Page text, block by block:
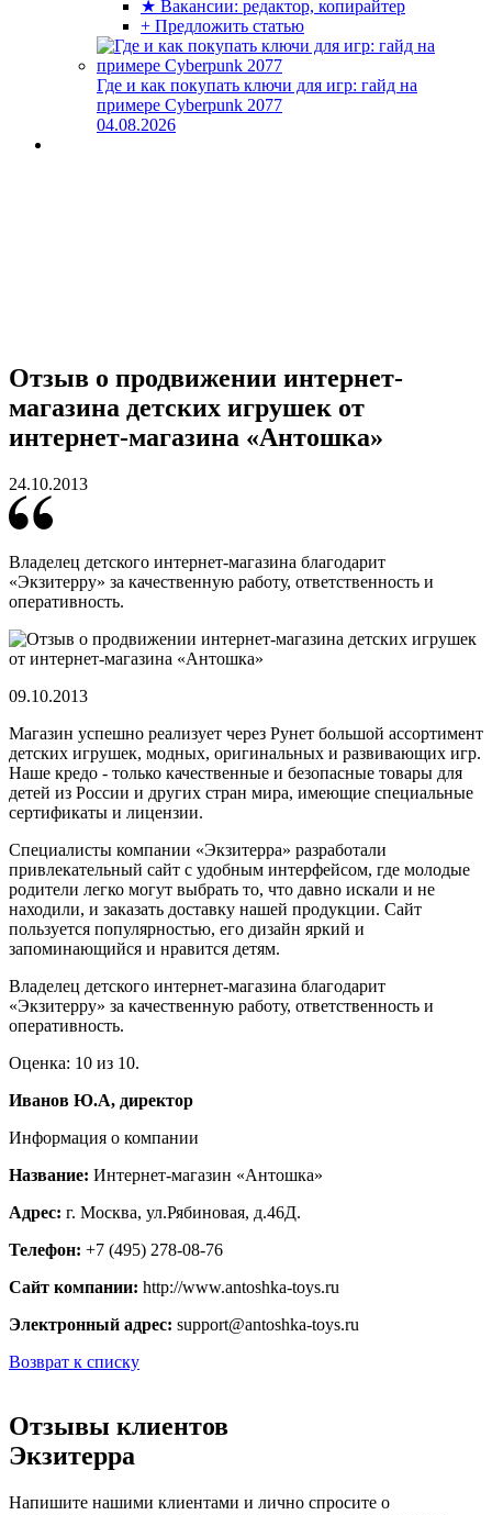
★ Вакансии: редактор, копирайтер
+ Предложить статью
Где и как покупать ключи для игр: гайд на
примере Cyberpunk 2077
04.08.2026
Отзыв о продвижении интернет-
магазина детских игрушек от
интернет-магазина «Антошка»
24.10.2013
Владелец детского интернет-магазина благодарит
«Экзитерру» за качественную работу, ответственность и
оперативность.
09.10.2013
Магазин успешно реализует через Рунет большой ассортимент
детских игрушек, модных, оригинальных и развивающих игр.
Наше кредо - только качественные и безопасные товары для
детей из России и других стран мира, имеющие специальные
сертификаты и лицензии.
Специалисты компании «Экзитерра» разработали
привлекательный сайт с удобным интерфейсом, где молодые
родители легко могут выбрать то, что давно искали и не
находили, и заказать доставку нашей продукции. Сайт
пользуется популярностью, его дизайн яркий и
запоминающийся и нравится детям.
Владелец детского интернет-магазина благодарит
«Экзитерру» за качественную работу, ответственность и
оперативность.
Оценка: 10 из 10.
Иванов Ю.А, директор
Информация о компании
Название: Интернет-магазин «Антошка»
Адрес: г. Москва, ул.Рябиновая, д.46Д.
Телефон: +7 (495) 278-08-76
Сайт компании: http://www.antoshka-toys.ru
Электронный адрес: support@antoshka-toys.ru
Возврат к списку
Отзывы клиентов
Экзитерра
Напишите нашими клиентами и лично спросите о